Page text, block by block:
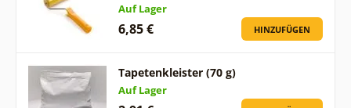
Auf Lager
6,85 € HINZUFÜGEN
Tapetenkleister (70 g)
Auf Lager